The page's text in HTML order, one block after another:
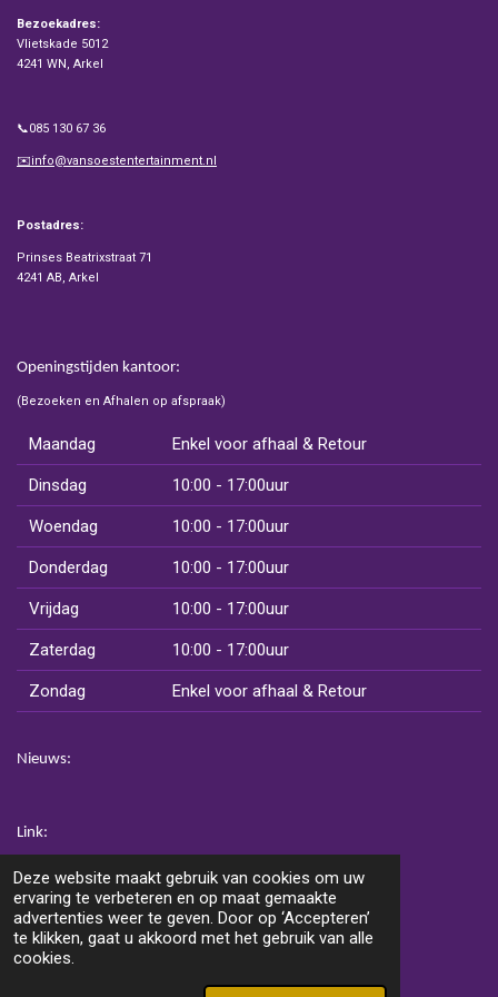
Deze website maakt gebruik van cookies om uw
ervaring te verbeteren en op maat gemaakte
advertenties weer te geven. Door op ‘Accepteren’
te klikken, gaat u akkoord met het gebruik van alle
cookies.
Bezoekadres:
Vlietskade 5012
4241 WN, Arkel
📞085 130 67 36
✉️info@vansoestentertainment.nl
Postadres:
Prinses Beatrixstraat 71
4241 AB, Arkel
Openingstijden kantoor:
(Bezoeken en Afhalen op afspraak)
Maandag Enkel voor afhaal & Retour
Dinsdag 10:00 - 17:00uur
Woendag 10:00 - 17:00uur
Donderdag 10:00 - 17:00uur
Vrijdag 10:00 - 17:00uur
Zaterdag 10:00 - 17:00uur
Zondag Enkel voor afhaal & Retour
Nieuws:
Link:
www.vansoestpartyservice.nl